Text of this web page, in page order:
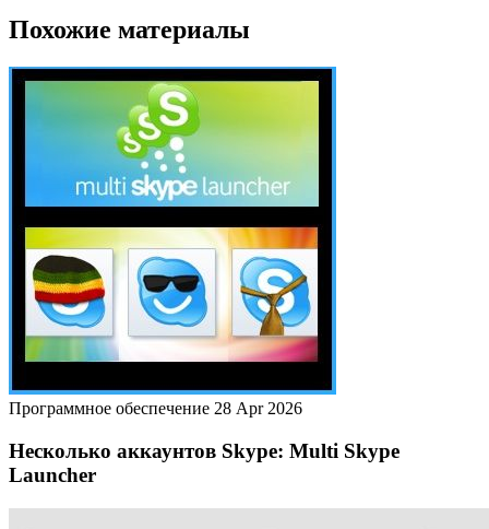
Похожие материалы
Программное обеспечение 28 Apr 2026
Несколько аккаунтов Skype: Multi Skype
Launcher